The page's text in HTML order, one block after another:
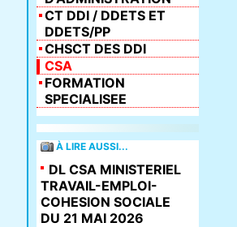
CT DDI / DDETS ET
DDETS/PP
CHSCT DES DDI
CSA
FORMATION
SPECIALISEE
À LIRE AUSSI...
DL CSA MINISTERIEL
TRAVAIL-EMPLOI-
COHESION SOCIALE
DU 21 MAI 2026